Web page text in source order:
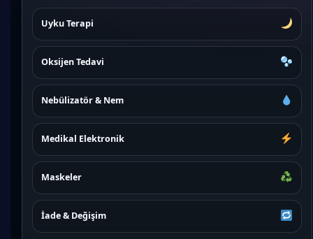
Uyku Terapi
Oksijen Tedavi
Nebülizatör & Nem
Medikal Elektronik
Maskeler
İade & Değişim